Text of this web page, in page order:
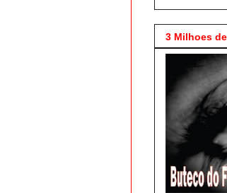
3 Milhoes